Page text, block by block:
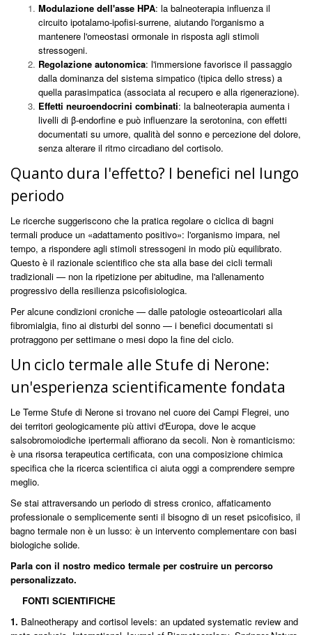
Modulazione dell'asse HPA: la balneoterapia influenza il
circuito ipotalamo-ipofisi-surrene, aiutando l'organismo a
mantenere l'omeostasi ormonale in risposta agli stimoli
stressogeni.
Regolazione autonomica: l'immersione favorisce il passaggio
dalla dominanza del sistema simpatico (tipica dello stress) a
quella parasimpatica (associata al recupero e alla rigenerazione).
Effetti neuroendocrini combinati: la balneoterapia aumenta i
livelli di β-endorfine e può influenzare la serotonina, con effetti
documentati su umore, qualità del sonno e percezione del dolore,
senza alterare il ritmo circadiano del cortisolo.
Quanto dura l'effetto? I benefici nel lungo
periodo
Le ricerche suggeriscono che la pratica regolare o ciclica di bagni
termali produce un «adattamento positivo»: l'organismo impara, nel
tempo, a rispondere agli stimoli stressogeni in modo più equilibrato.
Questo è il razionale scientifico che sta alla base dei cicli termali
tradizionali — non la ripetizione per abitudine, ma l'allenamento
progressivo della resilienza psicofisiologica.
Per alcune condizioni croniche — dalle patologie osteoarticolari alla
fibromialgia, fino ai disturbi del sonno — i benefici documentati si
protraggono per settimane o mesi dopo la fine del ciclo.
Un ciclo termale alle Stufe di Nerone:
un'esperienza scientificamente fondata
Le Terme Stufe di Nerone si trovano nel cuore dei Campi Flegrei, uno
dei territori geologicamente più attivi d'Europa, dove le acque
salsobromoiodiche ipertermali affiorano da secoli. Non è romanticismo:
è una risorsa terapeutica certificata, con una composizione chimica
specifica che la ricerca scientifica ci aiuta oggi a comprendere sempre
meglio.
Se stai attraversando un periodo di stress cronico, affaticamento
professionale o semplicemente senti il bisogno di un reset psicofisico, il
bagno termale non è un lusso: è un intervento complementare con basi
biologiche solide.
Parla con il nostro medico termale per costruire un percorso
personalizzato.
FONTI SCIENTIFICHE
1. Balneotherapy and cortisol levels: an updated systematic review and